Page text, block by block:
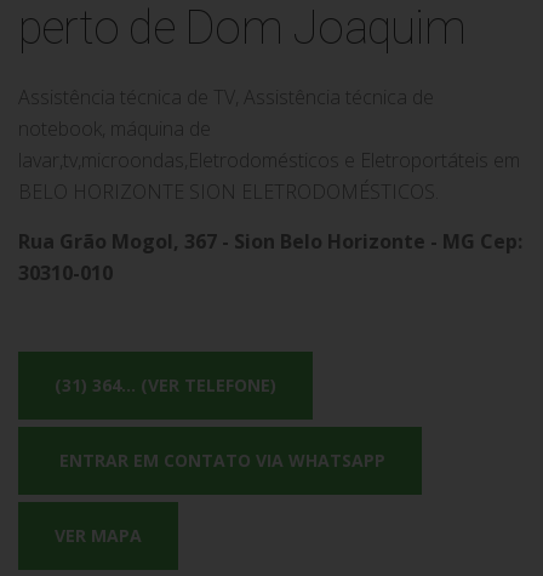
perto de Dom Joaquim
Assistência técnica de TV, Assistência técnica de
notebook, máquina de
lavar,tv,microondas,Eletrodomésticos e Eletroportáteis em
BELO HORIZONTE SION ELETRODOMÉSTICOS.
Rua Grão Mogol, 367 - Sion Belo Horizonte - MG Cep:
30310-010
(31) 364... (VER TELEFONE)
ENTRAR EM CONTATO VIA WHATSAPP
VER MAPA